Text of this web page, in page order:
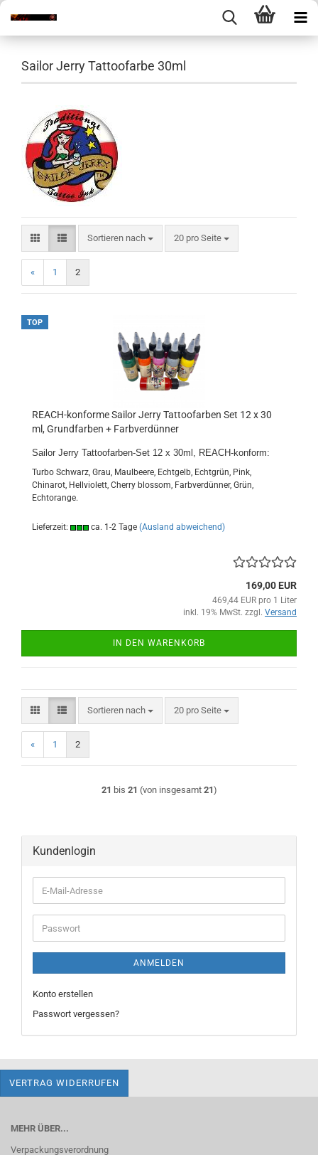
Sailor Jerry Tattoofarbe 30ml
Sortieren nach
Sortieren nach 20 pro Seite
pro Seite
« 1 2
TOP
REACH-konforme Sailor Jerry Tattoofarben Set 12 x 30
ml, Grundfarben + Farbverdünner
Sailor Jerry Tattoofarben-Set 12 x 30ml, REACH-konform:
Turbo Schwarz, Grau, Maulbeere, Echtgelb, Echtgrün, Pink,
Chinarot, Hellviolett, Cherry blossom, Farbverdünner, Grün,
Echtorange.
Lieferzeit: ca. 1-2 Tage (Ausland abweichend)
169,00 EUR
469,44 EUR pro 1 Liter
inkl. 19% MwSt. zzgl. Versand
IN DEN WARENKORB
Sortieren nach
Sortieren nach 20 pro Seite
pro Seite
« 1 2
21 bis 21 (von insgesamt 21)
Kundenlogin
E-
Mail-
Adresse
Passwort
ANMELDEN
Konto erstellen
Passwort vergessen?
VERTRAG WIDERRUFEN
MEHR ÜBER...
Verpackungsverordnung